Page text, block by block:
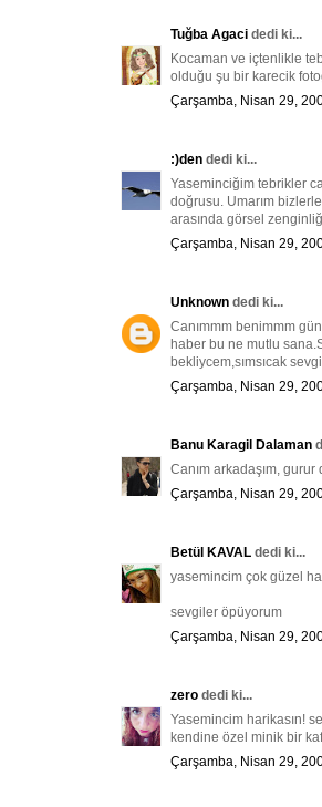
Tuğba Agaci dedi ki...
Kocaman ve içtenlikle
olduğu şu bir karecik
Çarşamba, Nisan 29,
:)den dedi ki...
Yaseminciğim tebrikler
doğrusu. Umarım
arasında görsel
Çarşamba, Nisan 29,
Unknown dedi ki...
Canımmm benimmm
haber bu ne mutlu
bekliycem,sımsıcak
Çarşamba, Nisan 29,
Banu Karagil Dalaman
Canım arkadaşım,
Çarşamba, Nisan 29,
Betül KAVAL dedi ki...
yasemincim çok güzel
sevgiler öpüyorum
Çarşamba, Nisan 29,
zero dedi ki...
Yasemincim harikasın!
kendine özel minik bir
Çarşamba, Nisan 29,